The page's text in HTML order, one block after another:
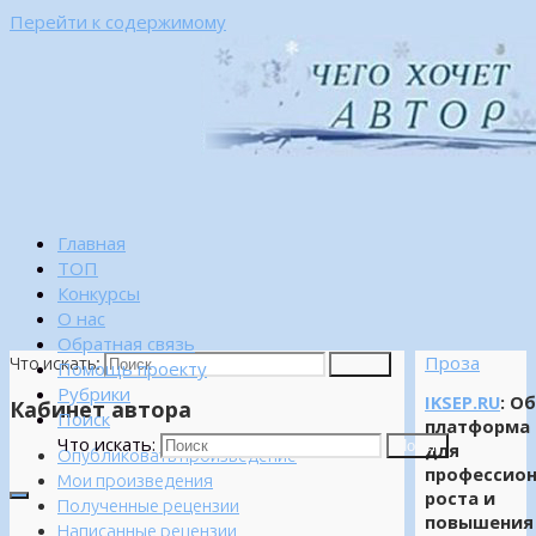
Перейти к содержимому
Главная
ТОП
Конкурсы
О нас
Обратная связь
Помощь проекту
Рубрики
Поиск
Что искать:
Поиск
Проза
IKSEP.RU:
платформа
для
роста и
повышения
Что искать:
Кабинет автора
Опубликовать произведение
Мои произведения
Полученные рецензии
Написанные рецензии